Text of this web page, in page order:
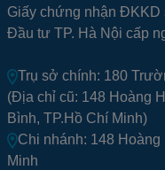
Giấy chứng nhận ĐKKD
Đầu tư TP. Hà Nội cấp
Trụ sở chính: 180
(Địa chỉ cũ: 148 Hoàng
Bình, TP.Hồ Chí Minh)
Chi nhánh: 148 Hoàng
Minh